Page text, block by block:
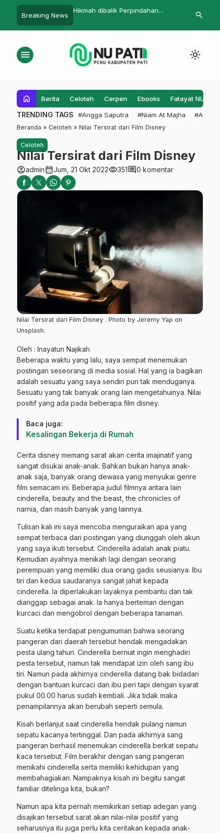
Breaking News
dibalik Perpindahan
yang Sudah Digunakan
Ingin Publikasi Scopus,
DADIAPIC
search
menu light_mode
home Berita Celoteh Cerpen Ebooks Fatayat NU
TRENDING TAGS #Angga Saputra #Niam At Majha #Admin
Beranda » Celoteh » Nilai Tersirat dari Film Disney
Celoteh
Nilai Tersirat dari Film Disney
account_circleadmincalendar_monthJum, 21 Okt 2022visibility351comment0 komentar
Nilai Tersirat dari Film Disney . Photo by Jeremy Yap on
Unsplash.
Oleh : Inayatun Najikah
Beberapa waktu yang lalu, saya sempat menemukan
postingan seseorang di media sosial. Hal yang ia bagikan
adalah sesuatu yang saya sendiri pun tak menduganya.
Sesuatu yang tak banyak orang lain mengetahuinya. Nilai
positif yang ada pada beberapa film disney.
Baca juga:
Kesalingan Bekerja di Rumah
Cerita disney memang sarat akan cerita imajinatif yang
sangat disukai anak-anak. Bahkan bukan hanya anak-
anak saja, banyak orang dewasa yang menyukai genre
film semacam ini. Beberapa judul filmnya antara lain
cinderella, beauty and the beast, the chronicles of
narnia, dan masih banyak yang lainnya.
Tulisan kali ini saya mencoba menguraikan apa yang
sempat terbaca dari postingan yang diunggah oleh akun
yang saya ikuti tersebut. Cinderella adalah anak piatu.
Kemudian ayahnya menikah lagi dengan seorang
perempuan yang memiliki dua orang gadis seusianya. Ibu
tiri dan kedua saudaranya sangat jahat kepada
cinderella. Ia diperlakukan layaknya pembantu dan tak
dianggap sebagai anak. Ia hanya berteman dengan
kurcaci dan mengobrol dengan beberapa tanaman.
Suatu ketika terdapat pengumuman bahwa seorang
pangeran dari daerah tersebut hendak mengadakan
pesta ulang tahun. Cinderella berniat ingin menghadiri
pesta tersebut, namun tak mendapat izin oleh sang ibu
tiri. Namun pada akhirnya cinderella datang bak bidadari
dengan bantuan kurcaci dan ibu peri tapi dengan syarat
pukul 00.00 harus sudah kembali. Jika tidak maka
penampilannya akan berubah seperti semula.
Kisah berlanjut saat cinderella hendak pulang namun
sepatu kacanya tertinggal. Dan pada akhirnya sang
pangeran berhasil menemukan cinderella berkat sepatu
kaca tersebut. Film berakhir dengan sang pangeran
menikahi cinderella serta memiliki kehidupan yang
membahagiakan. Nampaknya kisah ini begitu sangat
familiar ditelinga kita, bukan?
Namun apa kita pernah memikirkan setiap adegan yang
disajikan tersebut sarat akan nilai-nilai positif yang
seharusnya itu juga perlu kita ceritakan kepada anak-